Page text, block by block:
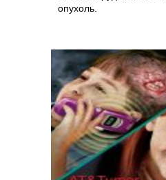
опухоль.